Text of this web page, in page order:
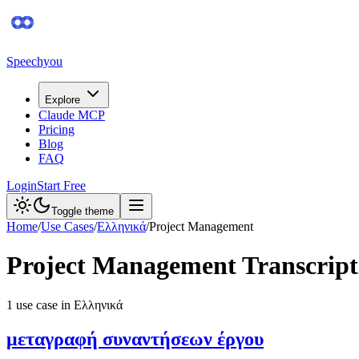
Speechyou
Explore
Claude MCP
Pricing
Blog
FAQ
LoginStart Free
Toggle theme
Home/Use Cases/Ελληνικά/Project Management
Project Management
1 use case in Ελληνικά
μεταγραφή συναντήσεων έργου